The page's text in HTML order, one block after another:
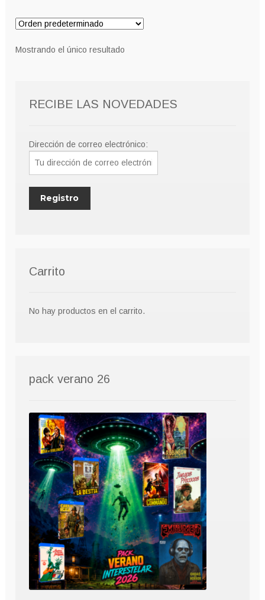
Mostrando el único resultado
RECIBE LAS NOVEDADES
Dirección de correo electrónico:
Carrito
No hay productos en el carrito.
pack verano 26